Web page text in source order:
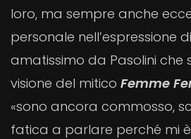
loro, ma sempre anche
personale nell’espressione
amatissimo da Pasolini che
visione del mitico Femme
«sono ancora commosso,
fatica a parlare perché mi